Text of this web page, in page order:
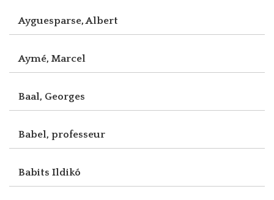
Ayguesparse, Albert
Aymé, Marcel
Baal, Georges
Babel, professeur
Babits Ildikó